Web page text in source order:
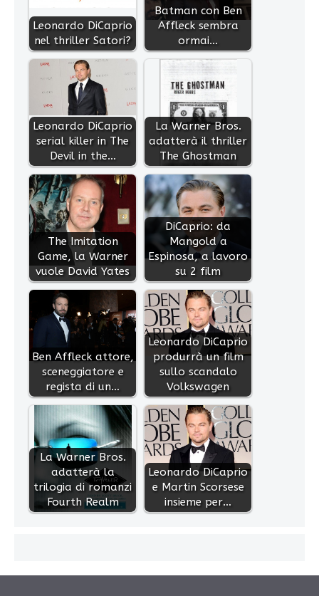
Leonardo DiCaprio
nel thriller Satori?
Batman con Ben
Affleck sembra
ormai…
Leonardo DiCaprio
serial killer in The
Devil in the…
La Warner Bros.
adatterà il thriller
The Ghostman
The Imitation
Game, la Warner
vuole David Yates
DiCaprio: da
Mangold a
Espinosa, a lavoro
su 2 film
Ben Affleck attore,
sceneggiatore e
regista di un…
Leonardo DiCaprio
produrrà un film
sullo scandalo
Volkswagen
La Warner Bros.
adatterà la
trilogia di romanzi
Fourth Realm
Leonardo DiCaprio
e Martin Scorsese
insieme per…